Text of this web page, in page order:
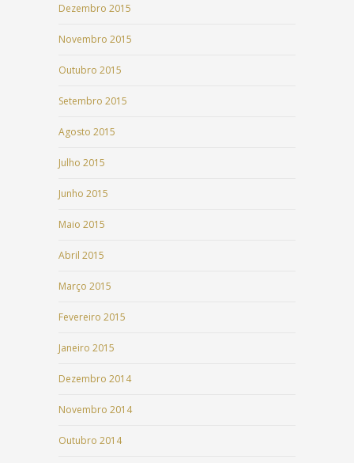
Dezembro 2015
Novembro 2015
Outubro 2015
Setembro 2015
Agosto 2015
Julho 2015
Junho 2015
Maio 2015
Abril 2015
Março 2015
Fevereiro 2015
Janeiro 2015
Dezembro 2014
Novembro 2014
Outubro 2014